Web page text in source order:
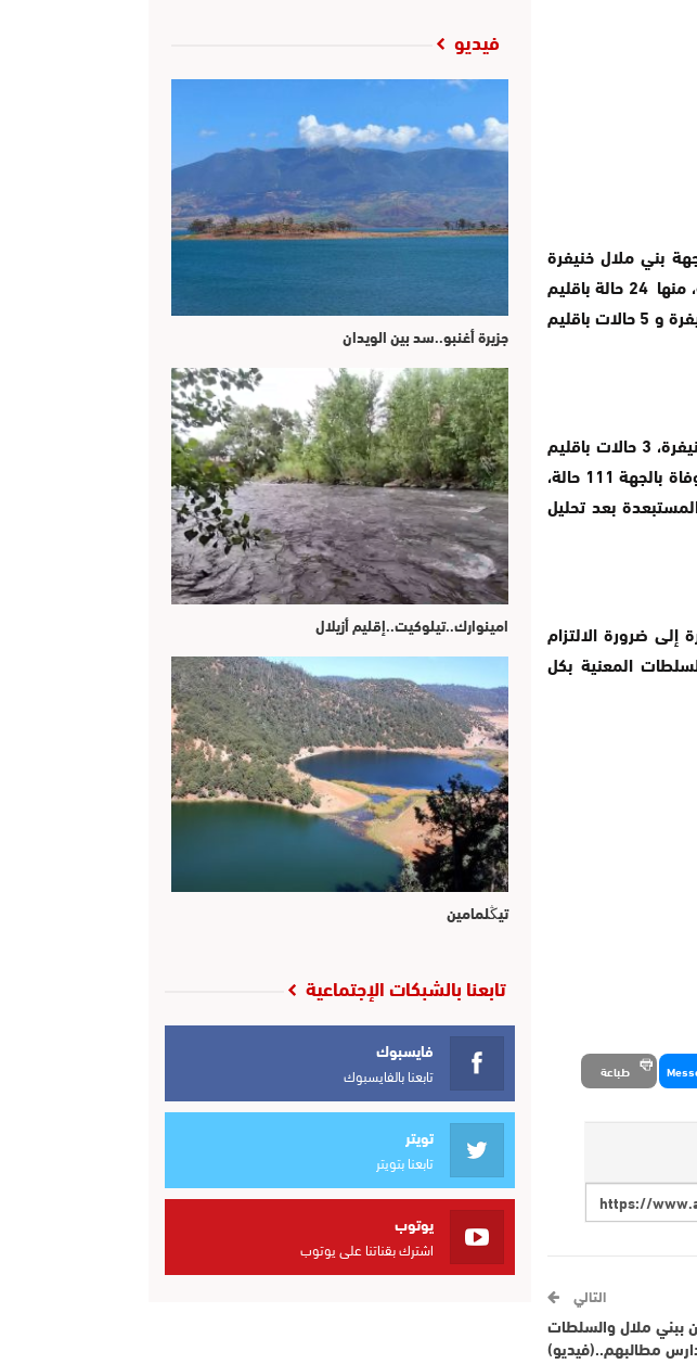
بني ملال خنيفرة
الاربعاء 30 شتنبر 2020 إلى حدود السادسة مساء تسجيل 56 حالة جديدة للشفاء بالجهة، منها 24 حالة باقليم
الفقيه بن صالح، 10 حالات باقليم بني ملال، 5 حالات بإقليم خريبكة، 12 حالة باقليم خنيفرة و 5 حالات باقليم
كما تم تسجيل 9 حالات وفاة جديدة، منها 2 حالات باقليم بني ملال، 2 حالات باقليم خنيفرة، 3 حالات باقليم
خريبكة و حالة واحدة بكل من اقليمي ازيلال و الفقيه بن صالح ، ليصل إجمالي حالات الوفاة بالجهة 111 حالة،
اجمالي الحالات المستبعدة بعد تحليل
ضرورة الالتزام
المعنية بكل
طباعة
التالي
ببني ملال والسلطات
مطالبهم..(فيديو)
فيديو
جزيرة أغنبو..سد بين الويدان
امينوارك..تيلوكيت..إقليم أزيلال
تيڭلمامين
تابعنا بالشبكات الإجتماعية
فايسبوك
تابعنا بالفايسبوك
تويتر
تابعنا بتويتر
يوتوب
اشترك بقناتنا على يوتوب